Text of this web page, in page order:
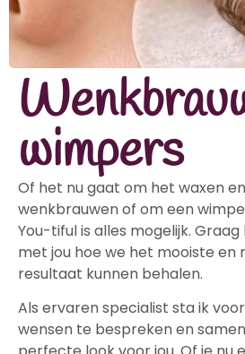
wimpers
Of het nu gaat om het waxen
wenkbrauwen of om een
You-tiful is alles mogelijk.
met jou hoe we het mooiste en
resultaat kunnen behalen.
Als ervaren specialist sta ik
wensen te bespreken en